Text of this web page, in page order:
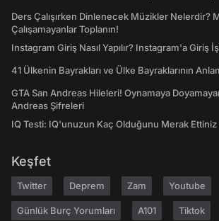
Ders Çalışırken Dinlenecek Müzikler Nelerdir?
Çalışamayanlar Toplanın!
Instagram Giriş Nasıl Yapılır? Instagram'a Giriş
41 Ülkenin Bayrakları ve Ülke Bayraklarının
GTA San Andreas Hileleri! Oynamaya
Andreas Şifreleri
IQ Testi: IQ'unuzun Kaç Olduğunu Merak Ettiniz
Keşfet
Twitter Deprem Zam Youtube
Günlük Burç Yorumları A101 Tiktok